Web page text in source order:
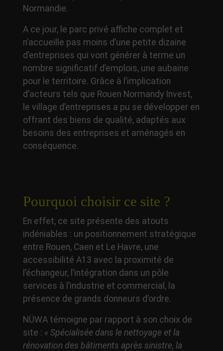
Normandie.
A ce jour, le parc privé affiche complet et
n’accueille pas moins d’une petite dizaine
d’entreprises qui vont générer à terme un
nombre significatif d’emplois, une aubaine
pour le territoire. Grâce à l’implication
d’acteurs tels que Rouen Normandy Invest,
le village d’entreprises a pu se développer en
offrant des biens de qualité, adaptés aux
besoins des entreprises et aménagés en
conséquence.
Pourquoi choisir ce site ?
En effet, ce site présente des atouts
indéniables : un positionnement stratégique
entre Rouen, Caen et Le Havre, une
accessibilité A13 avec la proximité de
l’échangeur, l’intégration dans un pôle
services à l’industrie et commercial, la
présence de grands donneurs d’ordre.
NÜWA témoigne par rapport à son choix de
site : « Spécialisée dans le nettoyage et la
rénovation des bâtiments après sinistre, la